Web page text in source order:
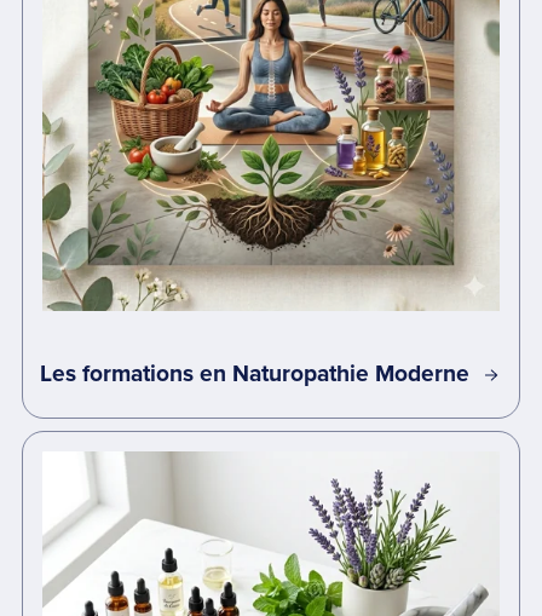
Les formations en Naturopathie Moderne